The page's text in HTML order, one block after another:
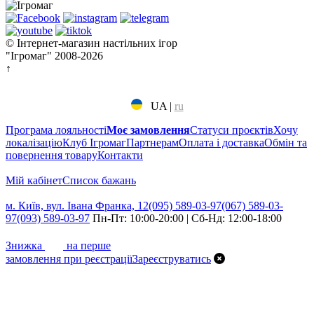
© Інтернет-магазин настільних ігор
"Ігромаг" 2008-2026
↑
UA| ru
Програма лояльностіМоє замовленняСтатуси проєктівХочу
локалізаціюКлуб ІгромагПартнерамОплата і доставкаОбмін та
повернення товаруКонтакти
Мій кабінетCписок бажань
м. Київ, вул. Івана Франка, 12(095) 589-03-97(067) 589-03-
97(093) 589-03-97 Пн-Пт: 10:00-20:00 | Сб-Нд: 12:00-18:00
Знижка
на перше
замовлення при реєстраціїЗареєструватись